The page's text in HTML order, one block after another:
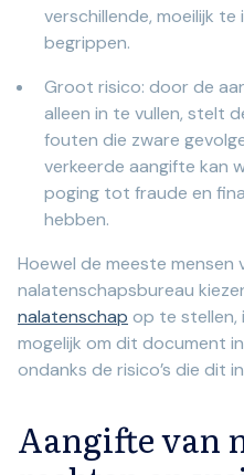
verschillende, moeilijk
begrippen.
Groot risico: door de
alleen in te vullen, stelt
fouten die zware
verkeerde aangifte kan
poging tot fraude en
hebben.
Hoewel de meeste
nalatenschapsbureau
nalatenschap op te stellen,
mogelijk om dit document
ondanks de risico’s die dit
Aangifte van